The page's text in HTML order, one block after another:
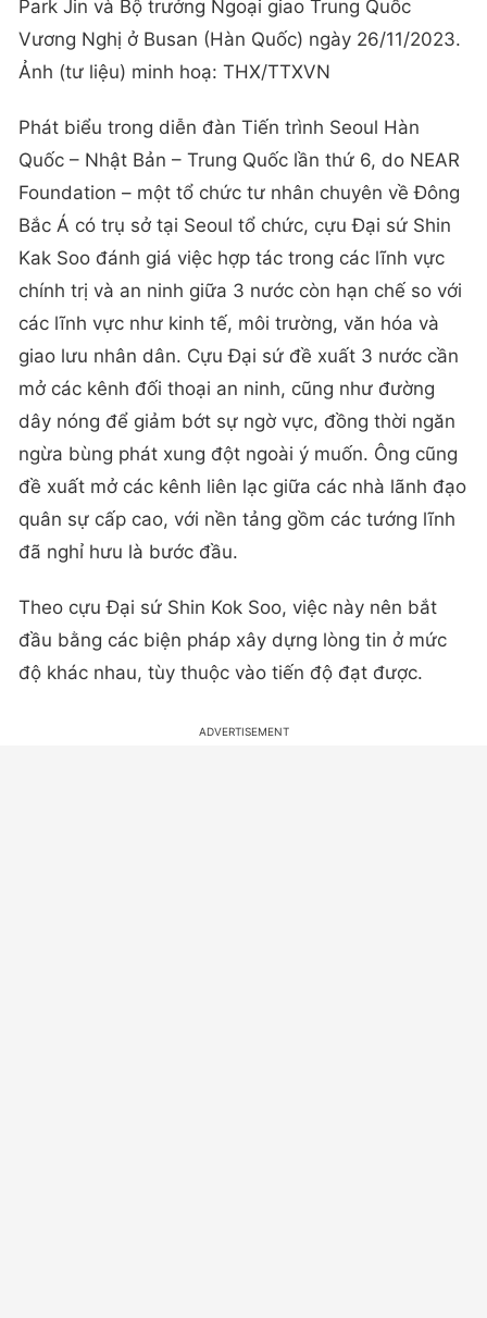
Park Jin và Bộ trưởng Ngoại giao Trung Quốc
Vương Nghị ở Busan (Hàn Quốc) ngày 26/11/2023.
Ảnh (tư liệu) minh hoạ: THX/TTXVN
Phát biểu trong diễn đàn Tiến trình Seoul Hàn
Quốc – Nhật Bản – Trung Quốc lần thứ 6, do NEAR
Foundation – một tổ chức tư nhân chuyên về Đông
Bắc Á có trụ sở tại Seoul tổ chức, cựu Đại sứ Shin
Kak Soo đánh giá việc hợp tác trong các lĩnh vực
chính trị và an ninh giữa 3 nước còn hạn chế so với
các lĩnh vực như kinh tế, môi trường, văn hóa và
giao lưu nhân dân. Cựu Đại sứ đề xuất 3 nước cần
mở các kênh đối thoại an ninh, cũng như đường
dây nóng để giảm bớt sự ngờ vực, đồng thời ngăn
ngừa bùng phát xung đột ngoài ý muốn. Ông cũng
đề xuất mở các kênh liên lạc giữa các nhà lãnh đạo
quân sự cấp cao, với nền tảng gồm các tướng lĩnh
đã nghỉ hưu là bước đầu.
Theo cựu Đại sứ Shin Kok Soo, việc này nên bắt
đầu bằng các biện pháp xây dựng lòng tin ở mức
độ khác nhau, tùy thuộc vào tiến độ đạt được.